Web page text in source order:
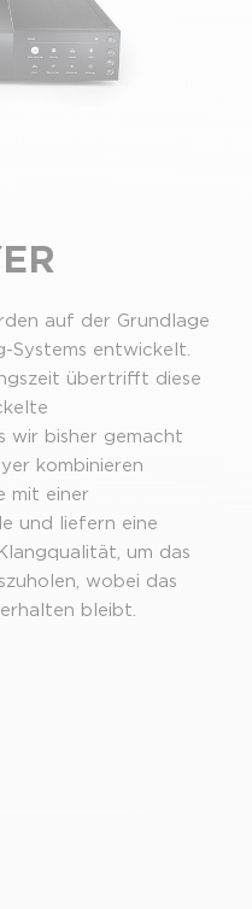
auf der Grundlage
Systems entwickelt.
übertrifft diese
wir bisher gemacht
kombinieren
mit einer
und liefern eine
um das
wobei das
bleibt.